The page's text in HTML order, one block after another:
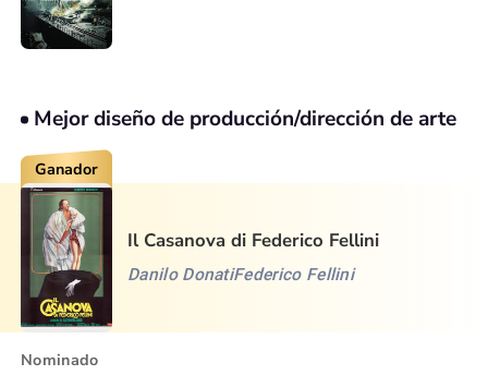
Mejor diseño de producción/dirección de arte
Ganador
Il Casanova di Federico Fellini
Danilo DonatiFederico Fellini
Nominado